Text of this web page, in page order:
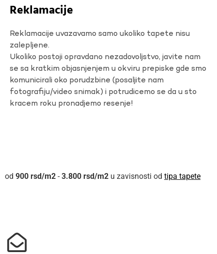
Reklamacije
Reklamacije uvazavamo samo ukoliko tapete nisu
zalepljene.
Ukoliko postoji opravdano nezadovoljstvo, javite nam
se sa kratkim objasnjenjem u okviru prepiske gde smo
komunicirali oko porudzbine (posaljite nam
fotografiju/video snimak) i potrudicemo se da u sto
kracem roku pronadjemo resenje!
900 rsd - 3.800 rsd u zavisnosti od tipa tapete